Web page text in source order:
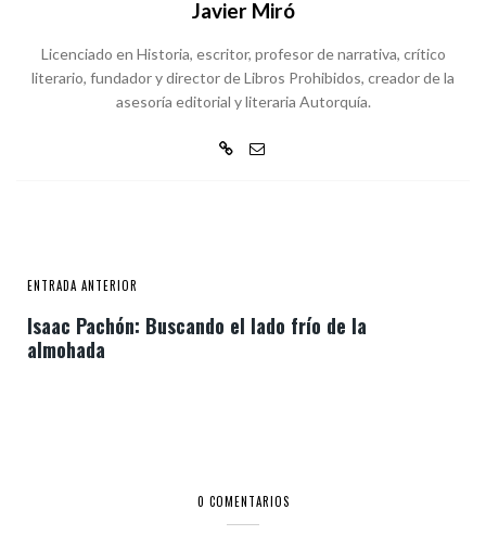
Javier Miró
Licenciado en Historia, escritor, profesor de narrativa, crítico
literario, fundador y director de Libros Prohibidos, creador de la
asesoría editorial y literaria Autorquía.
ENTRADA ANTERIOR
Isaac Pachón: Buscando el lado frío de la
almohada
0 COMENTARIOS